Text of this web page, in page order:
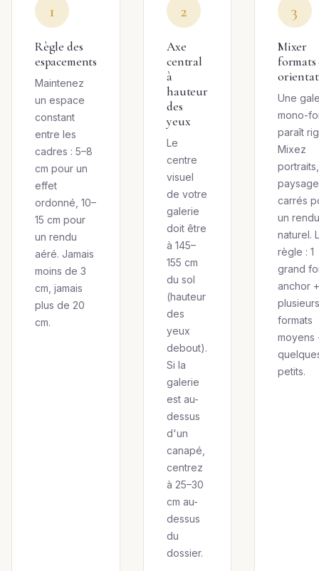
1
Règle des
espacements
Maintenez
un espace
constant
entre les
cadres : 5–8
cm pour un
effet
ordonné, 10–
15 cm pour
un rendu
aéré. Jamais
moins de 3
cm, jamais
plus de 20
cm.
2
Axe
central
à
hauteur
des
yeux
Le
centre
visuel
de votre
galerie
doit être
à 145–
155 cm
du sol
(hauteur
des
yeux
debout).
Si la
galerie
est au-
dessus
d'un
canapé,
centrez
à 25–30
cm au-
dessus
du
dossier.
3
Mixer
formats
Une
mono-
paraît
Mixez
portraits,
carrés
un rendu
naturel.
règle : 1
grand
anchor +
plusieurs
formats
moyens
petits.